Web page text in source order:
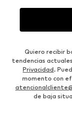
Quiero recibir
tendencias
Privacidad.
momento con
de baja